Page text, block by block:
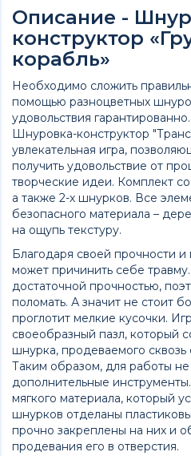
Описание -
конструктор
корабль»
Необходимо сложить
помощью разноцветных
удовольствия гарантированно.
Шнуровка-конструктор
увлекательная игра,
получить удовольствие от
творческие идеи. Комплект
а также 2-х шнурков. Все
безопасного материала –
на ощупь текстуру.
Благодаря своей прочности
может причинить себе
достаточной прочностью,
поломать. А значит не стоит
проглотит мелкие кусочки.
своеобразный пазл, который
шнурка, продеваемого сквозь
Таким образом, для работы
дополнительные
мягкого материала, который
шнурков отделаны
прочно закреплены на них и
продевания его в отверстия.